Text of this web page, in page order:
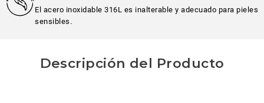
El acero inoxidable 316L es inalterable y adecuado para pieles
sensibles.
Descripción del Producto